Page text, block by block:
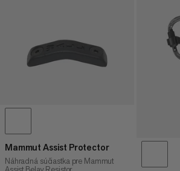
CENA VYSOKÁ AŽ
ČO JE NOVÉHO
Mammut Assist Protector
Náhradná súčiastka pre Mammut